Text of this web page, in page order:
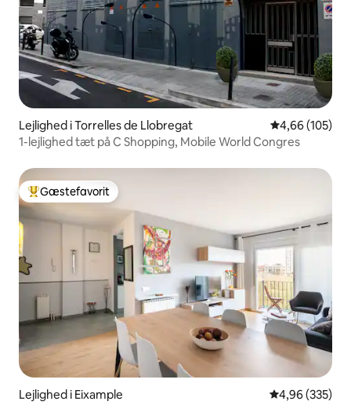
Lejlighed i Torrelles de Llobregat 4,66 ud af 5 i
4,66 (105)
1-lejlighed tæt på C Shopping, Mobile World Congres
Bedste gæstefavorit
Gæstefavorit
Lejlighed i Eixample 4,96 ud af 5 i
4,96 (335)